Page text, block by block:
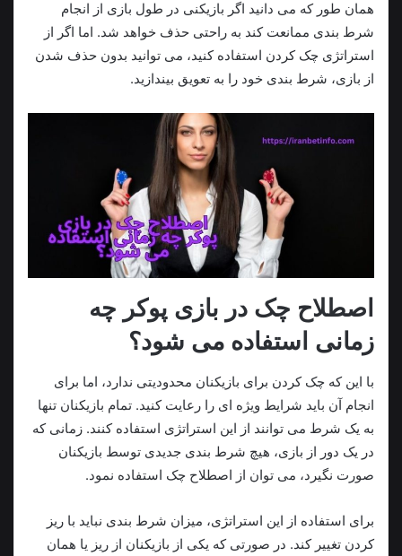
همان طور که می دانید اگر بازیکنی در طول بازی از انجام
شرط بندی ممانعت کند به راحتی حذف خواهد شد. اما اگر از
استراتژی چک کردن استفاده کنید، می توانید بدون حذف شدن
از بازی، شرط بندی خود را به تعویق بیندازید‌.
اصطلاح چک در بازی پوکر چه
زمانی استفاده می شود؟
با این که چک کردن برای بازیکنان محدودیتی ندارد، اما برای
انجام آن باید شرایط ویژه ای را رعایت کنید. تمام بازیکنان تنها
به یک شرط می توانند از این استراتژی استفاده کنند. زمانی که
در یک دور از بازی، هیچ شرط بندی جدیدی توسط بازیکنان
صورت نگیرد، می توان از اصطلاح چک استفاده نمود.
برای استفاده از این استراتژی، میزان شرط بندی نباید با ریز
کردن تغییر کند. در صورتی که یکی از بازیکنان از ریز یا همان